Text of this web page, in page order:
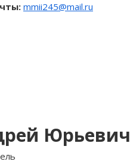
mmii245@mail.ru
Юрьевич